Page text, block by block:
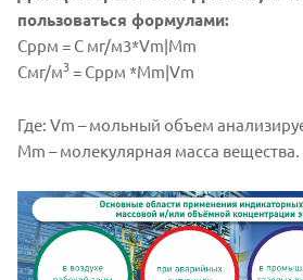
пользоваться формулами:
Сррм = С мг/м3*Vm|Mm
Cмг/м3= Cррм *Mm|Vm
Где: Vm – мольный объем
Mm – молекулярная масса вещества.